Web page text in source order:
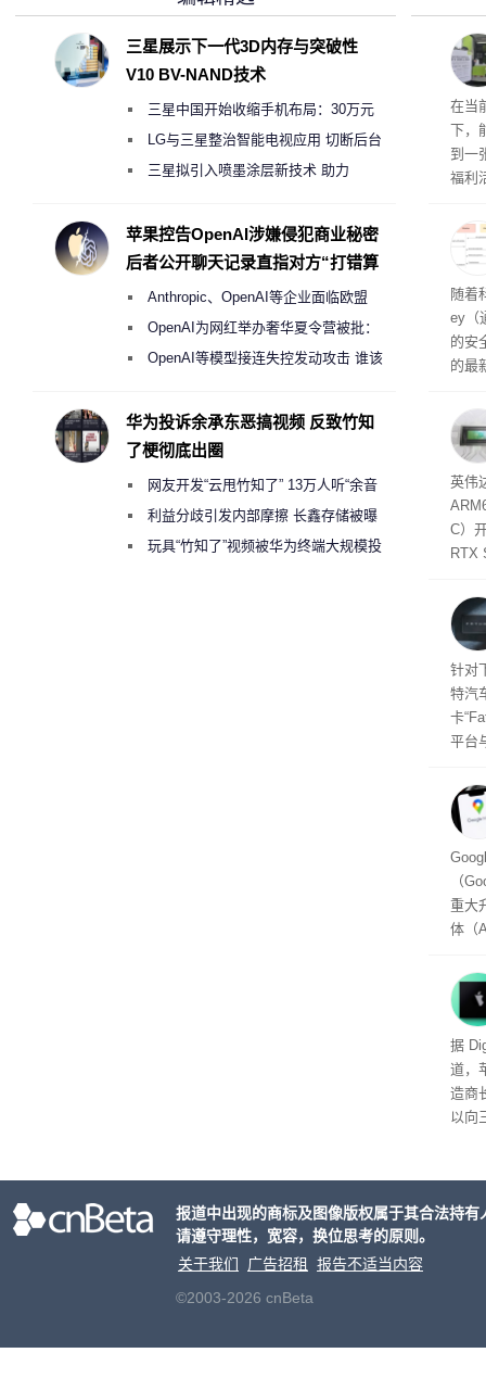
在当
下，
到一
福利
州
家
这一
（
户
随着
ey（
的安
的最
内
以利
并
在线
件是
软件
态
英伟
C）
RTX
将
的技
起
针对
特汽
卡
平台
车
及
（
重大
体（
查
（
用
推出
单一
户处
头
据
道，
造商
以向
三星展示下一代3D内存与突破性
V10 BV-NAND技术
三星中国开始收缩手机布局：30万元
月销售额不达标门店 将被逐步清退
LG与三星整治智能电视应用 切断后台
偷偷共享带宽的违规行为
三星拟引入喷墨涂层新技术 助力
度
苹果控告OpenAI涉嫌侵犯商业秘密
后者公开聊天记录直指对方“打错算
Anthropic、OpenAI等企业面临欧盟
《人工智能法案》全新执法权限审查
OpenAI为网红举办奢华夏令营被批：
2000美元一晚 遭讽“反乌托邦”
OpenAI等模型接连失控发动攻击 谁该
华为投诉余承东恶搞视频 反致竹知
了梗彻底出圈
网友开发“云甩竹知了” 13万人听“余音
绕梁”利益分歧引发内部摩擦 长鑫存储被曝
曾将华为驻场工程师驱逐出研发基地
玩具“竹知了”视频被华为终端大规模投
报道中出现的商标及图像版权属于其合法持
请遵守理性，宽容，换位思考的原则。
关于我们
广告招租
报告不适当内容
©2003-2026 cnBeta